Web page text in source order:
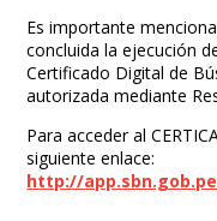
Es importante
concluida la ejecución
Certificado Digital de
autorizada mediante
Para acceder al
siguiente enlace:
http://